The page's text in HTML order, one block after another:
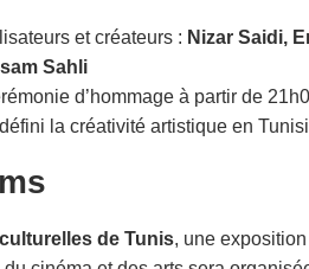
et créateurs : Nizar Saidi,
Sahli
d’hommage à partir de
la créativité artistique en
de Tunis, une